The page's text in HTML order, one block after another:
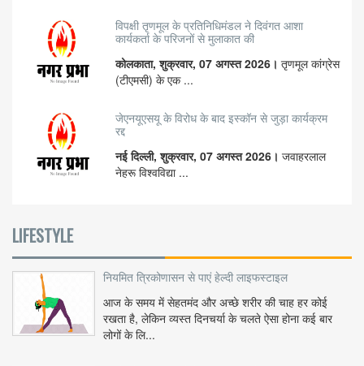
विपक्षी तृणमूल के प्रतिनिधिमंडल ने दिवंगत आशा
कार्यकर्ता के परिजनों से मुलाकात की
कोलकाता, शुक्रवार, 07 अगस्त 2026। तृणमूल कांग्रेस
(टीएमसी) के एक ...
जेएनयूएसयू के विरोध के बाद इस्कॉन से जुड़ा कार्यक्रम
रद्द
नई दिल्ली, शुक्रवार, 07 अगस्त 2026। जवाहरलाल
नेहरू विश्वविद्या ...
LIFESTYLE
नियमित त्रिकोणासन से पाएं हेल्दी लाइफस्टाइल
आज के समय में सेहतमंद और अच्छे शरीर की चाह हर कोई
रखता है, लेकिन व्यस्त दिनचर्या के चलते ऐसा होना कई बार
लोगों के लि...